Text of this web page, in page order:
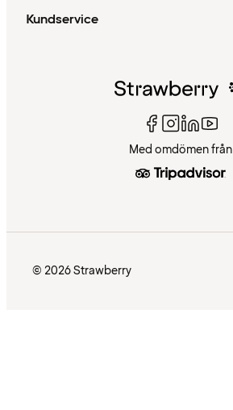
Kundservice
Med omdömen från
© 2026 Strawberry